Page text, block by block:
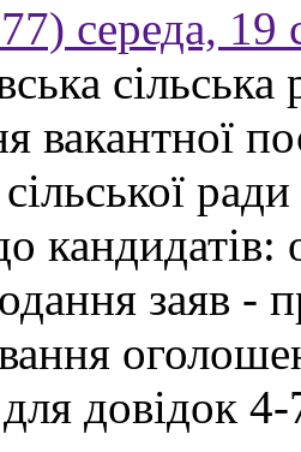
середа, 19
вакантної
сільської
кандидатів:
заяв -
довідок